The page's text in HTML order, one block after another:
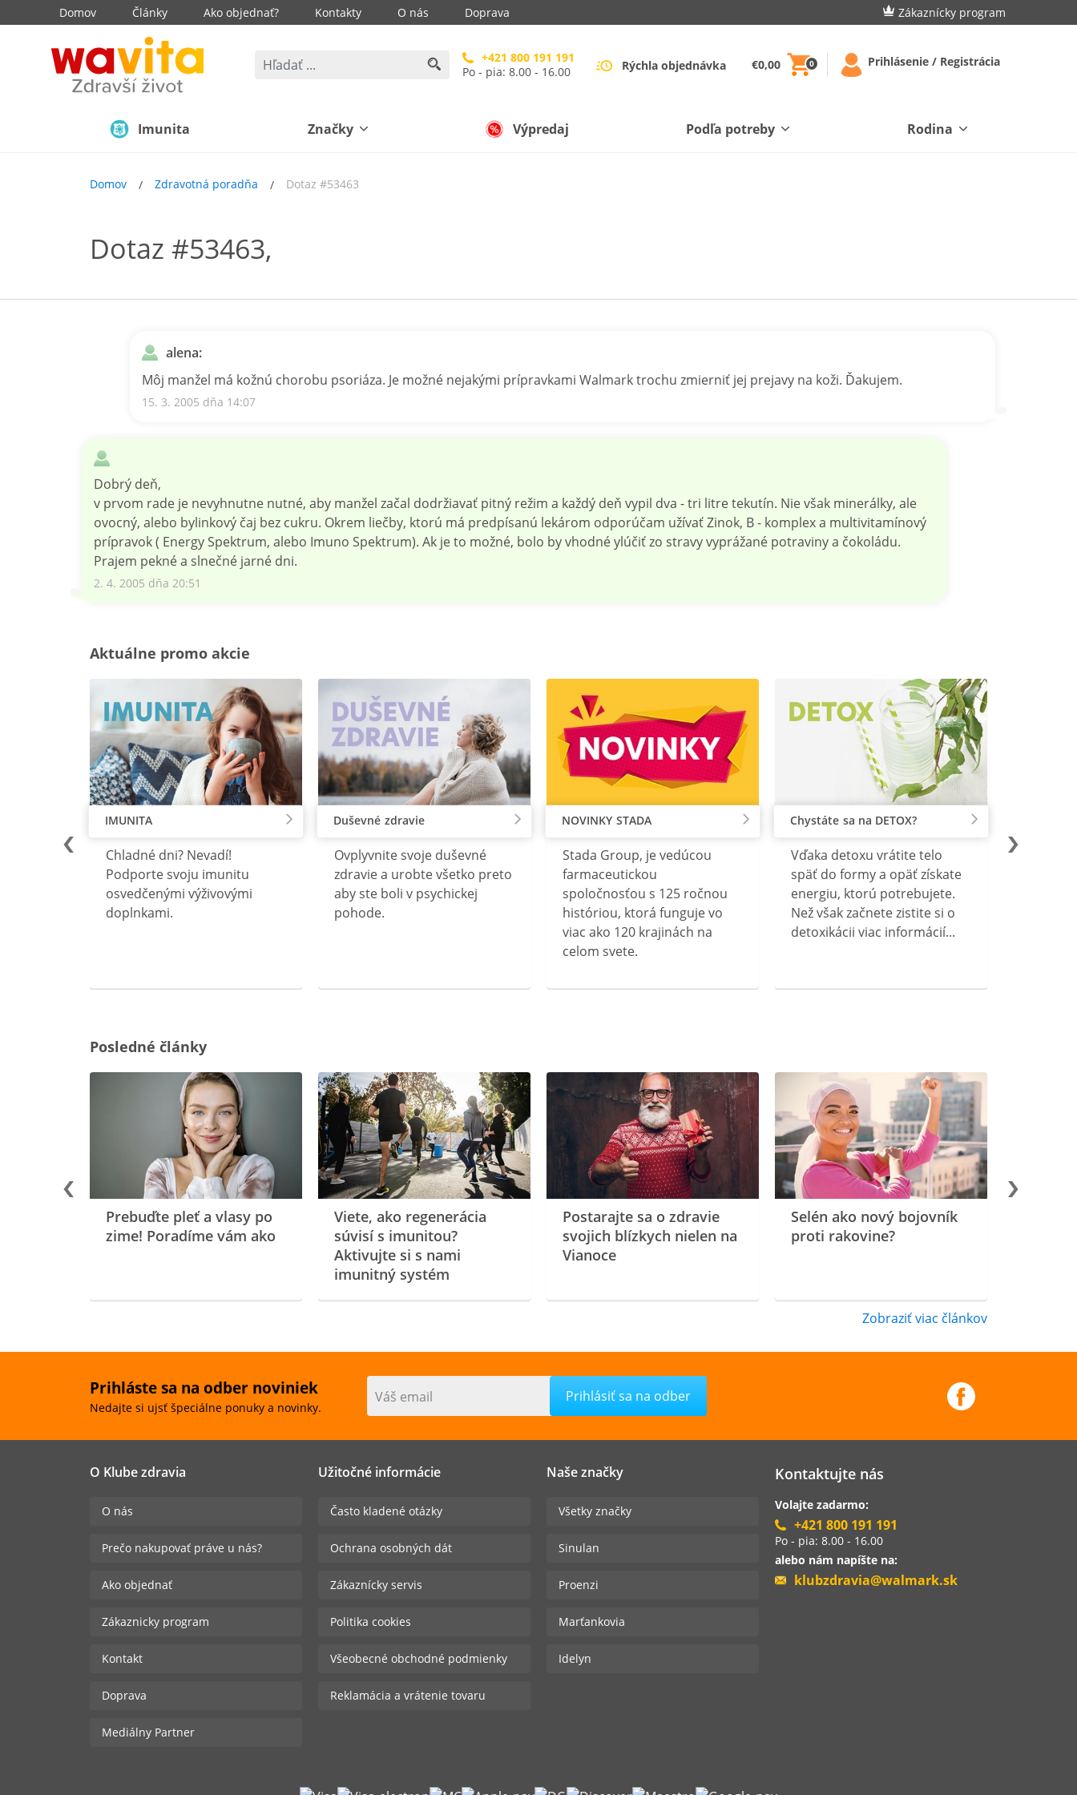
Domov Články Ako objednať? Kontakty O nás Doprava Zákaznícky program
+421 800 191 191
Po - pia: 8.00 - 16.00
Rýchla objednávka €0,00 0 Prihlásenie / Registrácia
Imunita Značky Výpredaj Podľa potreby Rodina
Domov Zdravotná poradňa Dotaz #53463
Dotaz #53463,
alena:
Môj manžel má kožnú chorobu psoriáza. Je možné nejakými prípravkami Walmark trochu zmierniť jej prejavy na koži. Ďakujem.
15. 3. 2005 dňa 14:07
Dobrý deň,
v prvom rade je nevyhnutne nutné, aby manžel začal dodržiavať pitný režim a každý deň vypil dva - tri litre tekutín. Nie však minerálky, ale
ovocný, alebo bylinkový čaj bez cukru. Okrem liečby, ktorú má predpísanú lekárom odporúčam užívať Zinok, B - komplex a multivitamínový
prípravok ( Energy Spektrum, alebo Imuno Spektrum). Ak je to možné, bolo by vhodné ylúčiť zo stravy vyprážané potraviny a čokoládu.
Prajem pekné a slnečné jarné dni.
2. 4. 2005 dňa 20:51
Aktuálne promo akcie
IMUNITA
Chladné dni? Nevadí!
Podporte svoju imunitu
osvedčenými výživovými
doplnkami.
Duševné zdravie
Ovplyvnite svoje duševné
zdravie a urobte všetko preto
aby ste boli v psychickej
pohode.
NOVINKY STADA
Stada Group, je vedúcou
farmaceutickou
spoločnosťou s 125 ročnou
históriou, ktorá funguje vo
viac ako 120 krajinách na
celom svete.
Chystáte sa na DETOX?
Vďaka detoxu vrátite telo
späť do formy a opäť získate
energiu, ktorú potrebujete.
Než však začnete zistite si o
detoxikácii viac informácií...
Posledné články
Prebuďte pleť a vlasy po
zime! Poradíme vám ako
Viete, ako regenerácia
súvisí s imunitou?
Aktivujte si s nami
imunitný systém
Postarajte sa o zdravie
svojich blízkych nielen na
Vianoce
Selén ako nový bojovník
proti rakovine?
Zobraziť viac článkov
Prihláste sa na odber noviniek
Nedajte si ujsť špeciálne ponuky a novinky.
Váš email
O Klube zdravia
O nás
Prečo nakupovať práve u nás?
Ako objednať
Zákaznicky program
Kontakt
Doprava
Mediálny Partner
Užitočné informácie
Často kladené otázky
Ochrana osobných dát
Zákaznícky servis
Politika cookies
Všeobecné obchodné podmienky
Reklamácia a vrátenie tovaru
Naše značky
Všetky značky
Sinulan
Proenzi
Marťankovia
Idelyn
Kontaktujte nás
Volajte zadarmo:
+421 800 191 191
Po - pia: 8.00 - 16.00
alebo nám napíšte na:
klubzdravia@walmark.sk